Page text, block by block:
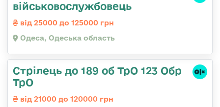
військовослужбовець
від 25000 до 125000 грн
Одеса, Одеська область
Стрілець до 189 об ТрО 123 Обр
ТрО
від 21000 до 120000 грн